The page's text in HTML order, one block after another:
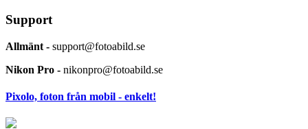
Support
Allmänt - support@fotoabild.se
Nikon Pro - nikonpro@fotoabild.se
Pixolo, foton från mobil - enkelt!